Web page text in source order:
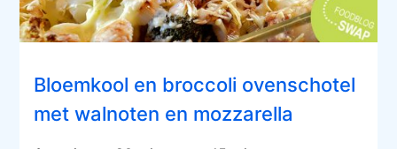
Bloemkool en broccoli ovenschotel
met walnoten en mozzarella